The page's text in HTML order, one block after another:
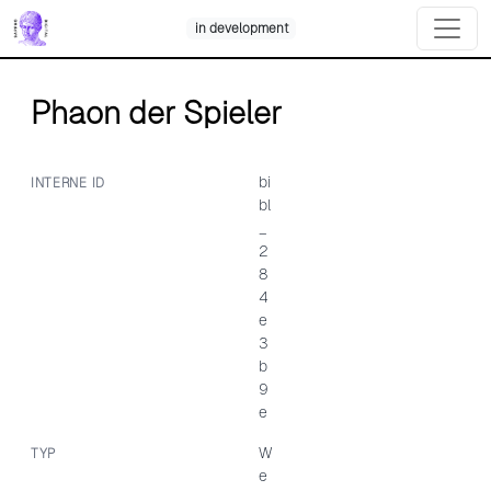
Skip
to
content
in development
Phaon der Spieler
INTERNE ID
bi
bl
2
8
4
e
3
b
9
e
TYP
W
e